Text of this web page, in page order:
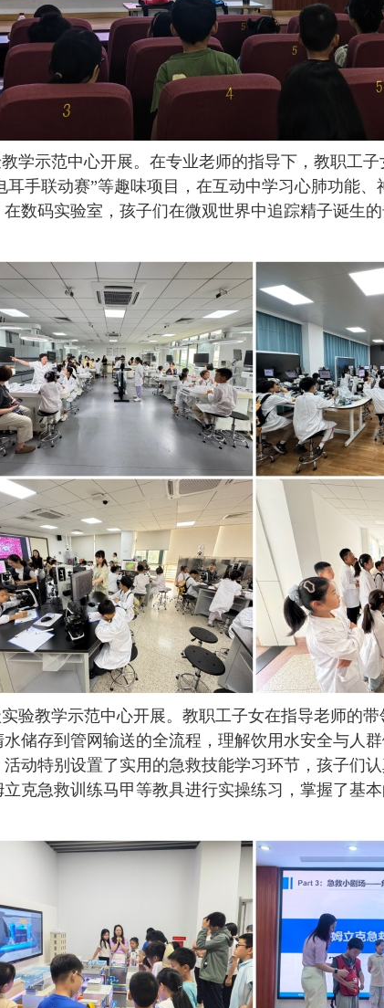
学示范中心开展。在专业老师的指导下，教职工
耳手联动赛”等趣味项目，在互动中学习心肺功能
数码实验室，孩子们在微观世界中追踪精子诞生
验教学示范中心开展。教职工子女在指导老师的
储存到管网输送的全流程，理解饮用水安全与人
动特别设置了实用的急救技能学习环节，孩子们
克急救训练马甲等教具进行实操练习，掌握了基